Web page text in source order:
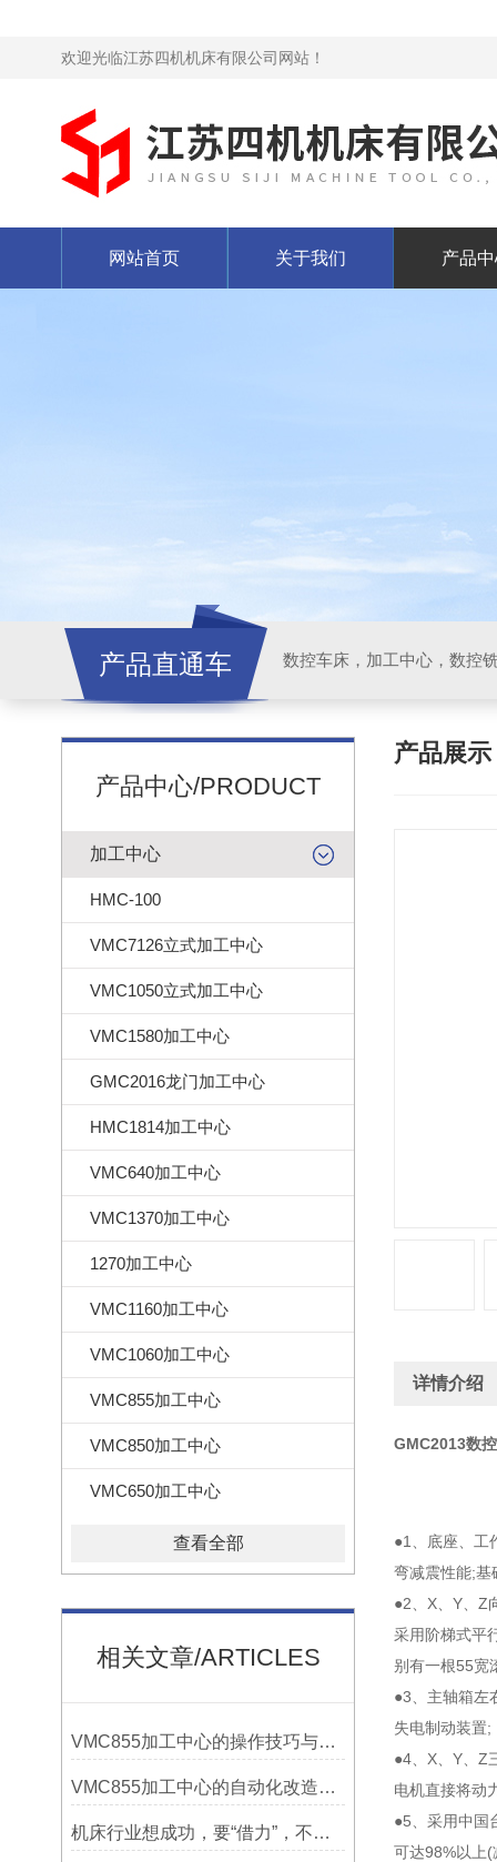
欢迎光临江苏四机机床有限公司网站！
网站首页 关于我们 产品
产品直通车
产品中心/PRODUCT
加工中心
HMC-100
VMC7126立式加工中心
VMC1050立式加工中心
VMC1580加工中心
GMC2016龙门加工中心
HMC1814加工中心
VMC640加工中心
VMC1370加工中心
1270加工中心
VMC1160加工中心
VMC1060加工中心
VMC855加工中心
VMC850加工中心
VMC650加工中心
查看全部
相关文章/ARTICLES
VMC855加工中心的操作技巧与维护指南
VMC855加工中心的自动化改造与智能化应用说明
机床行业想成功，要“借力”，不要“尽力”！
产品展示
详情介绍
GMC2013数
●1、底座、工
弯减震性能;基
●2、X、Y、Z
采用阶梯式平
别有一根55宽
●3、主轴箱左
失电制动装置;
●4、X、Y、Z
电机直接将动
●5、采用中国
可达98%以上